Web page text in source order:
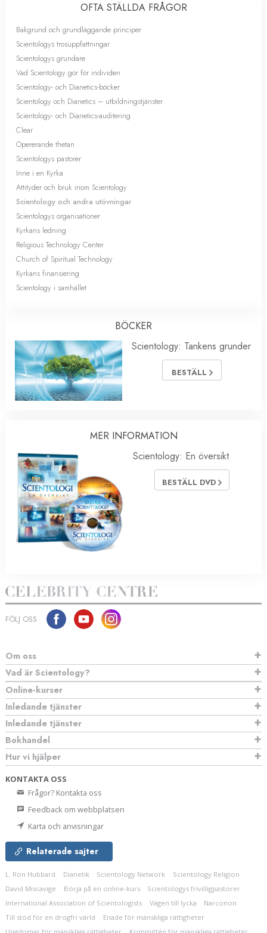
OFTA STÄLLDA FRÅGOR
Bakgrund och grundläggande principer
Scientologys trosuppfattningar
Scientologys grundare
Vad Scientology gör för individen
Scientology- och Dianetics-böcker
Scientology och Dianetics – utbildningstjänster
Scientology- och Dianetics-auditering
Clear
Opererande thetan
Scientologys pastorer
Inne i en Kyrka
Attityder och bruk inom Scientology
Scientology och andra utövningar
Scientologys organisationer
Kyrkans ledning
Religious Technology Center
Church of Spiritual Technology
Kyrkans finansiering
Scientology i samhället
BÖCKER
Scientology: Tankens grunder
BESTÄLL
MER INFORMATION
Scientology: En översikt
BESTÄLL DVD
FÖLJ OSS
Om oss
Vad är Scientology?
Online-kurser
Inledande tjänster
Inledande tjänster
Bokhandel
Hur vi hjälper
KONTAKTA OSS
Frågor? Kontakta oss
Feedback om webbplatsen
Karta och anvisningar
Relaterade sajter
L. Ron Hubbard Dianetik Scientology Network
Scientology Religion
David Miscavige
Börja på en online-kurs
Scientologys frivilligpastorer
International Association of Scientologists
Vägen till lycka
Narconon
Till stöd för en drogfri värld
Enade för mänskliga rättigheter